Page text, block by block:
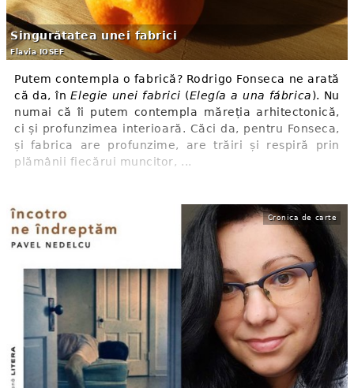
Singurătatea unei fabrici
Flavia IOSEF
Putem contempla o fabrică? Rodrigo Fonseca ne arată
că da, înElegie unei fabrici (Elegía a una fábrica). Nu
numai că îi putem contempla măreția arhitectonică,
ci și profunzimea interioară. Căci da, pentru Fonseca,
și fabrica are profunzime, are trăiri și respiră prin
plămânii fiecărui muncitor, ...
Cronica de carte